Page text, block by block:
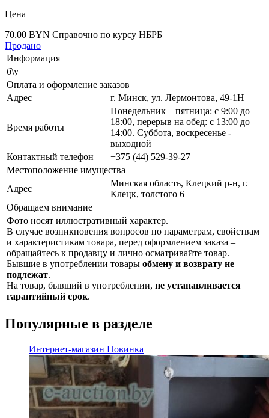
Цена
70.00 BYN Справочно по курсу НБРБ
Продано
Информация
б\у
Оплата и оформление заказов
Адрес
г. Минск, ул. Лермонтова, 49-1Н
Время работы
Понедельник – пятница: с 9:00 до
18:00, перерыв на обед: с 13:00 до
14:00. Суббота, воскресенье -
выходной
Контактный телефон
+375 (44) 529-39-27
Местоположение имущества
Адрес
Минская область, Клецкий р-н, г.
Клецк, толстого 6
Обращаем внимание
Фото носят иллюстративный характер.
В случае возникновения вопросов по параметрам, свойствам
и характеристикам товара, перед оформлением заказа –
обращайтесь к продавцу и лично осматривайте товар.
Бывшие в употреблении товары обмену и возврату не
подлежат.
На товар, бывший в употреблении, не устанавливается
гарантийный срок.
Популярные в разделе
Интернет-магазин Новинка